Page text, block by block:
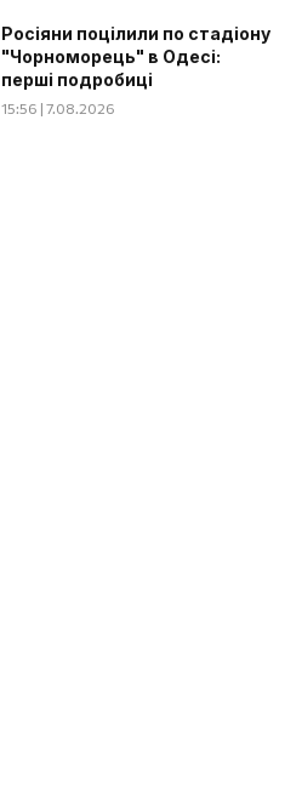
Росіяни поцілили по стадіону
"Чорноморець" в Одесі:
перші подробиці
15:56 | 7.08.2026